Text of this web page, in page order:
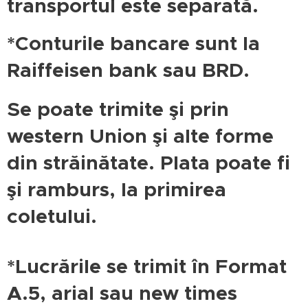
transportul este separată.
*Conturile bancare sunt la
Raiffeisen bank sau BRD.
Se poate trimite şi prin
western Union şi alte forme
din străinătate. Plata poate fi
şi ramburs, la primirea
coletului.
*Lucrările se trimit în Format
A.5, arial sau new times